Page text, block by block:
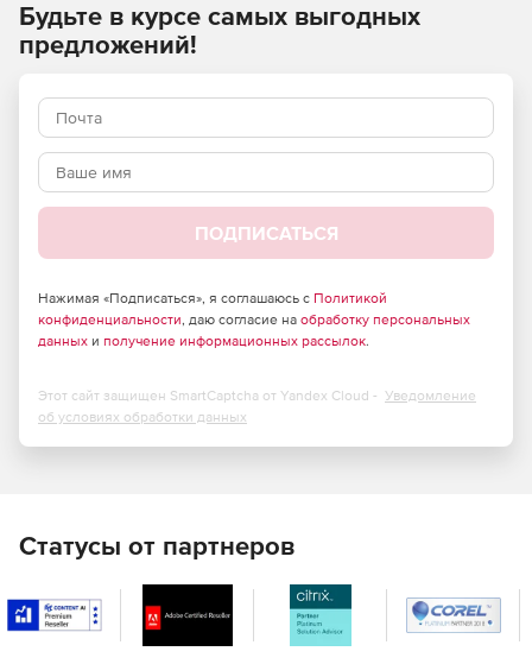
коммуникациям. Serial Port Redirector применяется для
последовательной передачи данных через локальную
сетку или Интернет через протокол Telnet, а также
также использует протокол COM Port Control (RFC
2217)для организации доступа к любым устройствам,
подключенным к серверу.
Будьте в курсе самых выгодных
предложений!
ПОДПИСАТЬСЯ
Нажимая «Подписаться», я соглашаюсь с Политикой
конфиденциальности, даю согласие на обработку персональных
данных и получение информационных рассылок.
Этот сайт защищен SmartCaptcha от Yandex Cloud - Уведомление
об условиях обработки данных
Статусы от партнеров